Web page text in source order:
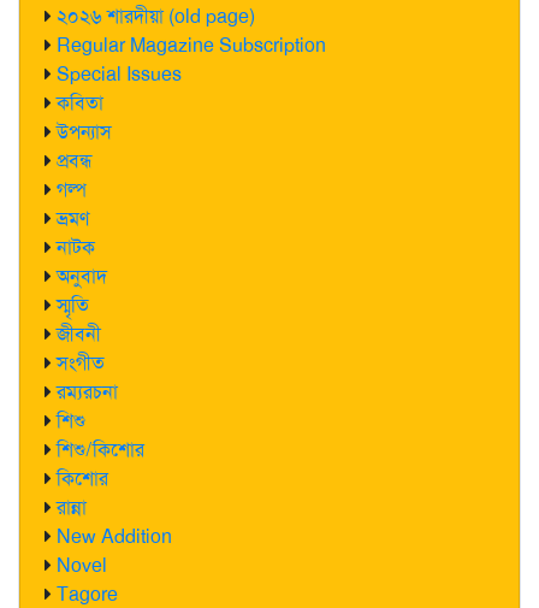
২০২৬ শারদীয়া (old page)
Regular Magazine Subscription
Special Issues
কবিতা
উপন্যাস
প্রবন্ধ
গল্প
ভ্রমণ
নাটক
অনুবাদ
স্মৃতি
জীবনী
সংগীত
রম্যরচনা
শিশু
শিশু/কিশোর
কিশোর
রান্না
New Addition
Novel
Tagore